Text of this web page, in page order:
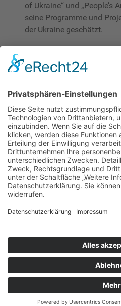
of Ukraine“ und „People’s
seine Programme und
der Ukraine geschätzt.
Duda, ist ebenfalls ein
zeitgenössischer Musik
verschiedene europäische
berufen.
Die „Lemberger Virtuosen“
Konzerte gegeben. Ihre
Gastengagements führten
Tschechien, Italien,
Nicaragua, Peru, Israel, in
Schweiz.
Copyright ©
Impressum|Datenschutz